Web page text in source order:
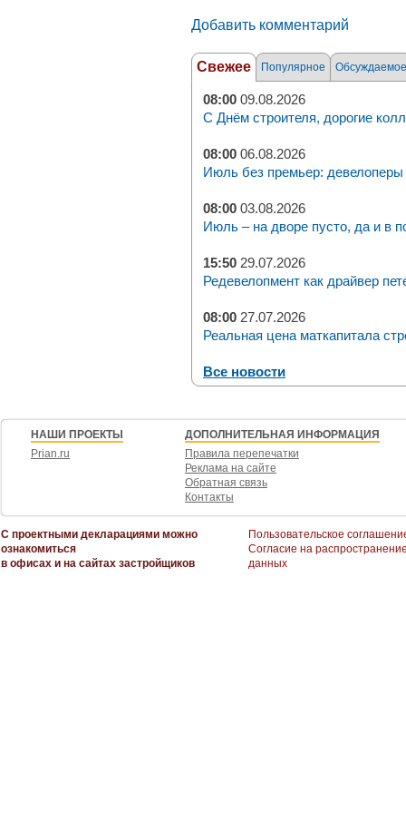
Добавить комментарий
Свежее Популярное Обсуждаемое
08:00 09.08.2026
С Днём строителя, дорогие
08:00 06.08.2026
Июль без премьер: девелоперы
08:00 03.08.2026
Июль – на дворе пусто, да и в
15:50 29.07.2026
Редевелопмент как драйвер
08:00 27.07.2026
Реальная цена маткапитала
Все новости
НАШИ ПРОЕКТЫ
Prian.ru
ДОПОЛНИТЕЛЬНАЯ ИНФОРМАЦИЯ
Правила перепечатки
Реклама на сайте
Обратная связь
Контакты
С проектными декларациями можно
ознакомиться
в офисах и на сайтах застройщиков
Пользовательское
Согласие на
данных